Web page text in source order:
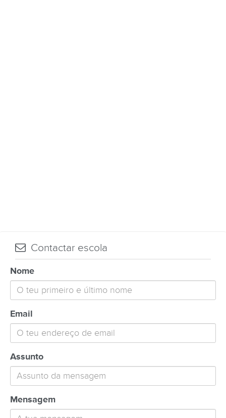
Contactar escola
Nome
Email
Assunto
Mensagem